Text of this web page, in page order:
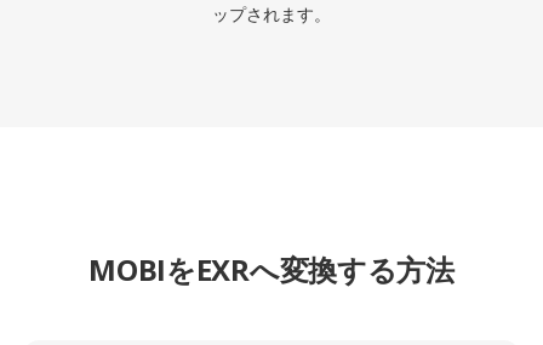
ップされます。
MOBIをEXRへ変換する方法